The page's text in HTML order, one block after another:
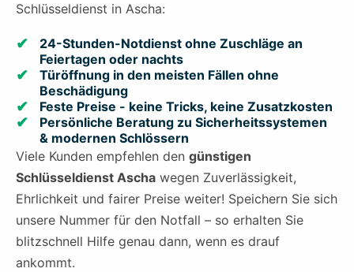
Schlüsseldienst in Ascha:
24-Stunden-Notdienst ohne Zuschläge an
Feiertagen oder nachts
Türöffnung in den meisten Fällen ohne
Beschädigung
Feste Preise - keine Tricks, keine Zusatzkosten
Persönliche Beratung zu Sicherheitssystemen
& modernen Schlössern
Viele Kunden empfehlen den günstigen
Schlüsseldienst Ascha wegen Zuverlässigkeit,
Ehrlichkeit und fairer Preise weiter! Speichern Sie sich
unsere Nummer für den Notfall – so erhalten Sie
blitzschnell Hilfe genau dann, wenn es drauf
ankommt.